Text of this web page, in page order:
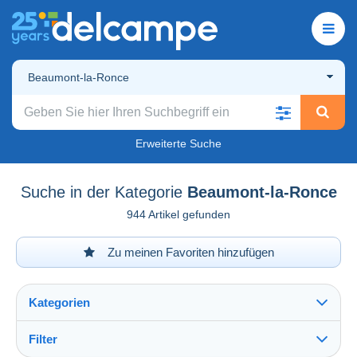
Beaumont-la-Ronce
Erweiterte Suche
Suche in der Kategorie Beaumont-la-Ronce
944 Artikel gefunden
Zu meinen Favoriten hinzufügen
Kategorien
Filter